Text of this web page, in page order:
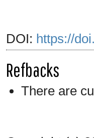
DOI: https://
Refbacks
There are